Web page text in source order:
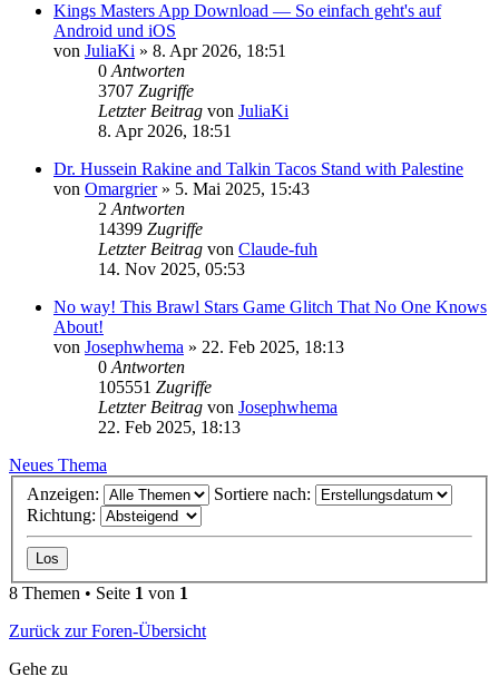
Kings Masters App Download — So einfach geht's auf
Android und iOS
von JuliaKi » 8. Apr 2026, 18:51
0Antworten
3707 Zugriffe
Letzter Beitrag von JuliaKi
8. Apr 2026, 18:51
Dr. Hussein Rakine and Talkin Tacos Stand with Palestine
von Omargrier» 5. Mai 2025, 15:43
2Antworten
14399 Zugriffe
Letzter Beitrag von Claude-fuh
14. Nov 2025, 05:53
No way! This Brawl Stars Game Glitch That No One Knows
About!
von Josephwhema » 22. Feb 2025, 18:13
0Antworten
105551 Zugriffe
Letzter Beitrag von Josephwhema
22. Feb 2025, 18:13
Neues Thema
Anzeigen:
Sortiere nach:
Richtung:
8 Themen • Seite 1 von 1
Zurück zur Foren-Übersicht
Gehe zu